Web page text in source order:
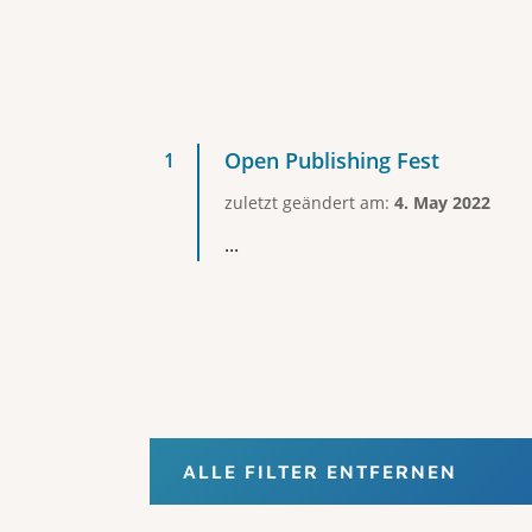
Open Publishing Fest
zuletzt geändert am: 4. May 2022
...
ALLE FILTER ENTFERNEN